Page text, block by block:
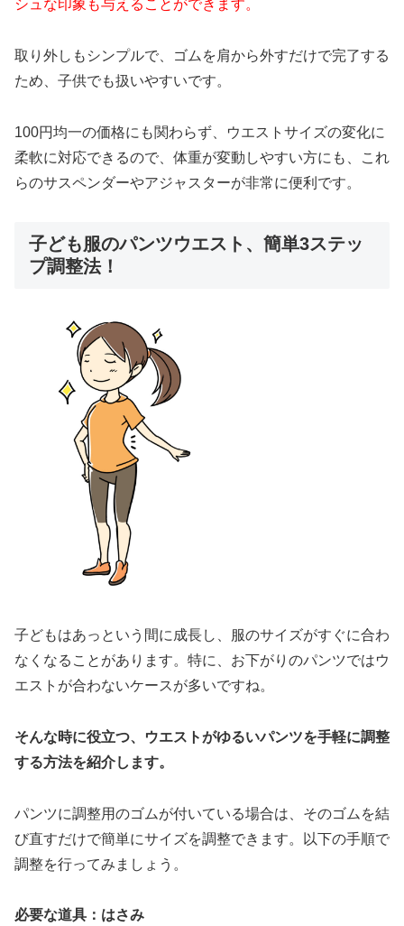
シュな印象も与えることができます。
取り外しもシンプルで、ゴムを肩から外すだけで完了する
ため、子供でも扱いやすいです。
100円均一の価格にも関わらず、ウエストサイズの変化に
柔軟に対応できるので、体重が変動しやすい方にも、これ
らのサスペンダーやアジャスターが非常に便利です。
子ども服のパンツウエスト、簡単3ステッ
プ調整法！
子どもはあっという間に成長し、服のサイズがすぐに合わ
なくなることがあります。特に、お下がりのパンツではウ
エストが合わないケースが多いですね。
そんな時に役立つ、ウエストがゆるいパンツを手軽に調整
する方法を紹介します。
パンツに調整用のゴムが付いている場合は、そのゴムを結
び直すだけで簡単にサイズを調整できます。以下の手順で
調整を行ってみましょう。
必要な道具：はさみ